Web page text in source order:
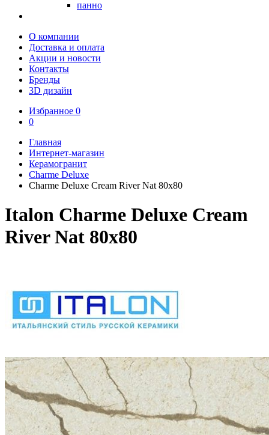
панно
О компании
Доставка и оплата
Акции и новости
Контакты
Бренды
3D дизайн
Избранное 0
0
Главная
Интернет-магазин
Керамогранит
Charme Deluxe
Charme Deluxe Cream River Nat 80х80
Italon Charme Deluxe Cream
River Nat 80х80